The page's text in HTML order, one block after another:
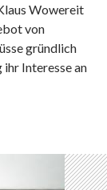
Wowereit
von
gründlich
Interesse an